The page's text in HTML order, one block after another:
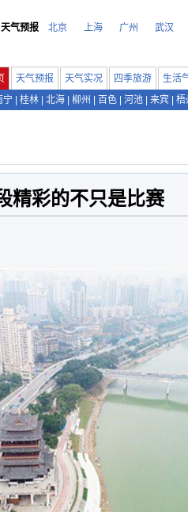
天气预报
北京 上海 广州 武汉
天气预报 天气实况 四季旅游 生活
宁
桂林 北海 柳州 百色 河池 来宾 梧
精彩的不只是比赛